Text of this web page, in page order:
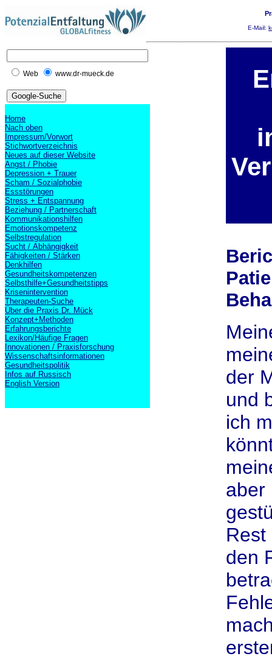
E-Mail:
Web www.dr-mueck.de
Home
Nach oben
Impressum/Vorwort
Stichwortverzeichnis
Neues auf dieser Website
Angst / Phobie
Depression + Trauer
Scham / Sozialphobie
Essstörungen
Stress + Entspannung
Beziehung / Partnerschaft
Kommunikationshilfen
Emotionskompetenz
Selbstregulation
Sucht / Abhängigkeit
Fähigkeiten / Stärken
Denkhilfen
Gesundheitskompetenzen
Selbsthilfe+Gesundheitstipps
Krisenintervention
Therapeuten-Suche
Über die Praxis Dr. Mück
Konzept+Methoden
Erfahrungsberichte
Lexikon/Häufige Fragen
Innovationen / Praxisforschung
Wissenschaftsinformationen
Gesundheitspolitik
Infos auf Russisch
English Version
der
und
ich
aber
Rest
den